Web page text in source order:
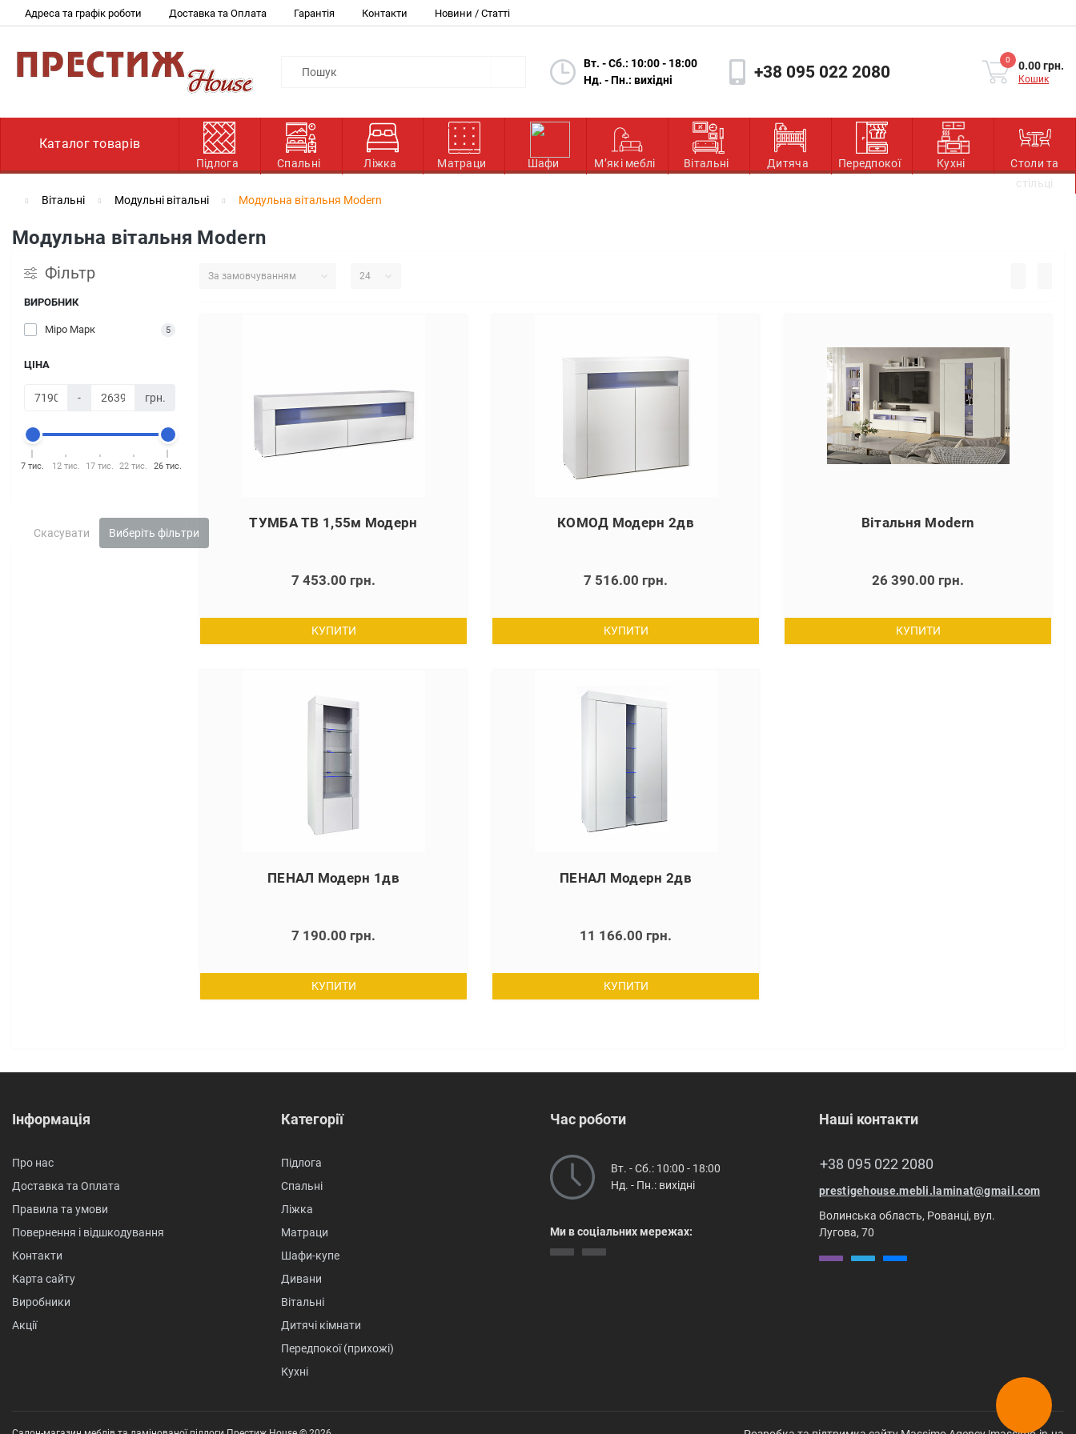
Адреса та графік роботи Доставка та Оплата Гарантія Контакти Новини / Статті
Вт. - Сб.: 10:00 - 18:00
Нд. - Пн.: вихідні
+38 095 022 2080
0 0.00 грн.
Кошик
Каталог товарів
Підлога Спальні Ліжка Матраци Шафи М’які меблі Вітальні Дитяча Передпокої Кухні
Столи та
стільці
Вітальні
Модульні вітальні Модульна вітальня Modern
Модульна вітальня Modern
Фільтр
ВИРОБНИК
Міро Марк 5
ЦІНА
- грн.
7 тис. 12 тис. 17 тис. 22 тис. 26 тис.
Скасувати Виберіть фільтри
ТУМБА ТВ 1,55м Модерн
7 453.00 грн.
КУПИТИ
КОМОД Модерн 2дв
7 516.00 грн.
КУПИТИ
Вітальня Modern
26 390.00 грн.
КУПИТИ
ПЕНАЛ Модерн 1дв
7 190.00 грн.
КУПИТИ
ПЕНАЛ Модерн 2дв
11 166.00 грн.
КУПИТИ
Інформація
Про нас
Доставка та Оплата
Правила та умови
Повернення і відшкодування
Контакти
Карта сайту
Виробники
Акції
Категорії
Підлога
Спальні
Ліжка
Матраци
Шафи-купе
Дивани
Вітальні
Дитячі кімнати
Передпокої (прихожі)
Кухні
Час роботи
Вт. - Сб.: 10:00 - 18:00
Нд. - Пн.: вихідні
Ми в соціальних мережах:
Наші контакти
+38 095 022 2080
prestigehouse.mebli.laminat@gmail.com
Волинська область, Рованці, вул.
Лугова, 70